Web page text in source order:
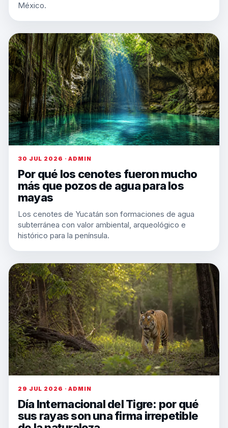
México.
30 JUL 2026 · ADMIN
Por qué los cenotes fueron mucho
más que pozos de agua para los
mayas
Los cenotes de Yucatán son formaciones de agua
subterránea con valor ambiental, arqueológico e
histórico para la península.
29 JUL 2026 · ADMIN
Día Internacional del Tigre: por qué
sus rayas son una firma irrepetible